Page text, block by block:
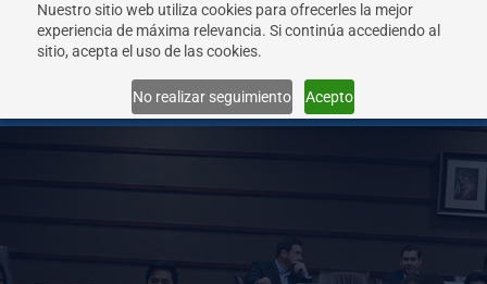
Nuestro sitio web utiliza cookies para ofrecerles la mejor
experiencia de máxima relevancia. Si continúa accediendo al
sitio, acepta el uso de las cookies.
No realizar seguimiento Acepto